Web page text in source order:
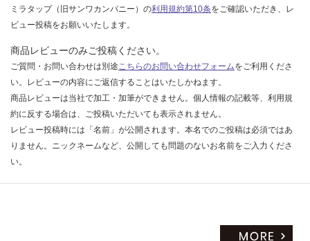
ミラタップ（旧サンワカンパニー）の利用規約第10条をご確認いただき、レ
ビュー投稿をお願いいたします。
商品レビューのみご投稿ください。
ご質問・お問い合わせは別途こちらのお問い合わせフォームをご利用くださ
い。レビューの内容にご返信することはいたしかねます。
商品レビューは当社で加工・加筆ができません。個人情報の記載等、利用規
約に反する場合は、ご投稿いただいても表示されません。
レビュー投稿時には「名前」が公開されます。本名でのご投稿は必須ではあ
りません。ニックネームなど、公開しても問題のないお名前をご入力くださ
い。